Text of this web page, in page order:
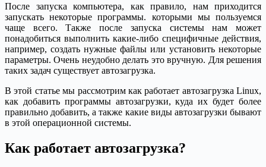
После запуска компьютера, как правило, нам приходится
запускать некоторые программы. которыми мы пользуемся
чаще всего. Также после запуска системы нам может
понадобиться выполнить какие-либо специфичные действия,
например, создать нужные файлы или установить некоторые
параметры. Очень неудобно делать это вручную. Для решения
таких задач существует автозагрузка.
В этой статье мы рассмотрим как работает автозагрузка Linux,
как добавить программы автозагрузки, куда их будет более
правильно добавить, а также какие виды автозагрузки бывают
в этой операционной системы.
Как работает автозагрузка?